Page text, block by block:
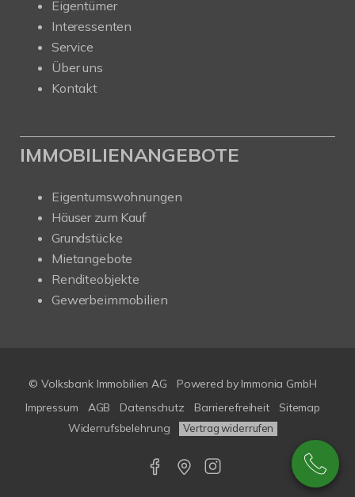
Eigentümer
Interessenten
Service
Über uns
Kontakt
IMMOBILIENANGEBOTE
Eigentumswohnungen
Häuser zum Kauf
Grundstücke
Mietangebote
Renditeobjekte
Gewerbeimmobilien
© Volksbank Immobilien AG
Powered by Immonia GmbH
Impressum
AGB Datenschutz Barrierefreiheit
Sitemap
Widerrufsbelehrung
Vertrag widerrufen